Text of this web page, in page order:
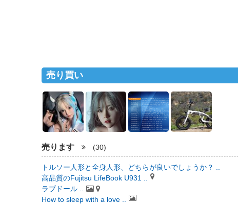
売り買い
売ります (30)
トルソー人形と全身人形、どちらが良いでしょうか？ ..
高品質のFujitsu LifeBook U931 ..
ラブドール ..
How to sleep with a love ..